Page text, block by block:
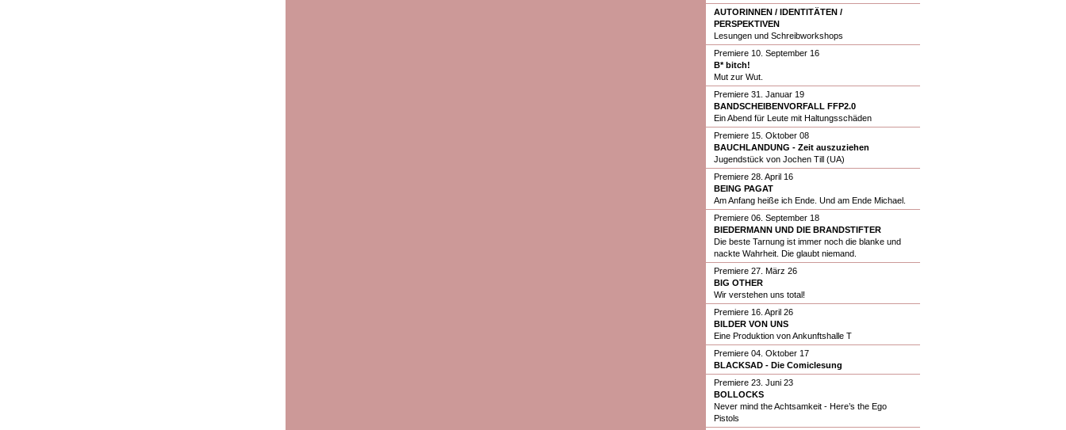
AUTORINNEN / IDENTITÄTEN /
PERSPEKTIVEN
Lesungen und Schreibworkshops
Premiere 10. September 16
B* bitch!
Mut zur Wut.
Premiere 31. Januar 19
BANDSCHEIBENVORFALL FFP2.0
Ein Abend für Leute mit Haltungsschäden
Premiere 15. Oktober 08
BAUCHLANDUNG - Zeit auszuziehen
Jugendstück von Jochen Till (UA)
Premiere 28. April 16
BEING PAGAT
Am Anfang heiße ich Ende. Und am Ende Michael.
Premiere 06. September 18
BIEDERMANN UND DIE BRANDSTIFTER
Die beste Tarnung ist immer noch die blanke und
nackte Wahrheit. Die glaubt niemand.
Premiere 27. März 26
BIG OTHER
Wir verstehen uns total!
Premiere 16. April 26
BILDER VON UNS
Eine Produktion von Ankunftshalle T
Premiere 04. Oktober 17
BLACKSAD - Die Comiclesung
Premiere 23. Juni 23
BOLLOCKS
Never mind the Achtsamkeit - Here’s the Ego
Pistols